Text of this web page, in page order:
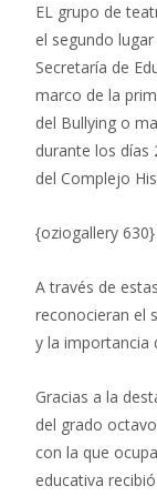
EL grupo de
el segundo
Secretaría de
marco de la
del Bullying o
durante los días
del Complejo
{oziogallery 630}
A través de
reconocieran el
y la importancia
Gracias a la
del grado
con la que
educativa